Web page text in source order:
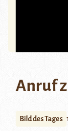
Anruf
Bild des Tages